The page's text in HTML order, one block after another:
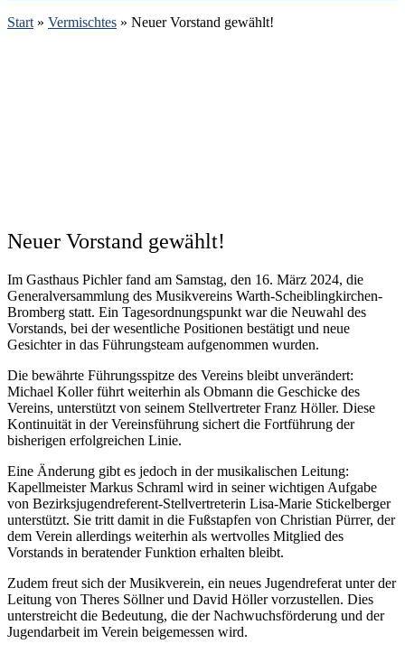
Start » Vermischtes » Neuer Vorstand gewählt!
Neuer Vorstand gewählt!
Im Gasthaus Pichler fand am Samstag, den 16. März 2024, die
Generalversammlung des Musikvereins Warth-Scheiblingkirchen-
Bromberg statt. Ein Tagesordnungspunkt war die Neuwahl des
Vorstands, bei der wesentliche Positionen bestätigt und neue
Gesichter in das Führungsteam aufgenommen wurden.
Die bewährte Führungsspitze des Vereins bleibt unverändert:
Michael Koller führt weiterhin als Obmann die Geschicke des
Vereins, unterstützt von seinem Stellvertreter Franz Höller. Diese
Kontinuität in der Vereinsführung sichert die Fortführung der
bisherigen erfolgreichen Linie.
Eine Änderung gibt es jedoch in der musikalischen Leitung:
Kapellmeister Markus Schraml wird in seiner wichtigen Aufgabe
von Bezirksjugendreferent-Stellvertreterin Lisa-Marie Stickelberger
unterstützt. Sie tritt damit in die Fußstapfen von Christian Pürrer, der
dem Verein allerdings weiterhin als wertvolles Mitglied des
Vorstands in beratender Funktion erhalten bleibt.
Zudem freut sich der Musikverein, ein neues Jugendreferat unter der
Leitung von Theres Söllner und David Höller vorzustellen. Dies
unterstreicht die Bedeutung, die der Nachwuchsförderung und der
Jugendarbeit im Verein beigemessen wird.